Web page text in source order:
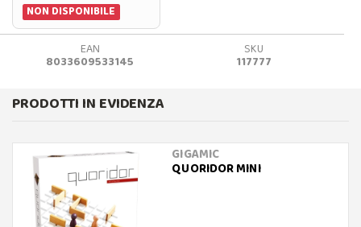
NON DISPONIBILE
EAN
8033609533145
SKU
117777
PRODOTTI IN EVIDENZA
GIGAMIC
QUORIDOR MINI